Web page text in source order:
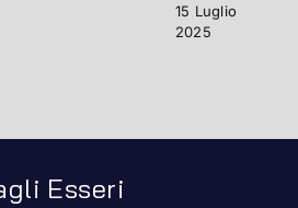
15 Luglio
2025
Esseri